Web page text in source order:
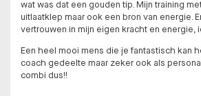
wat was dat een gouden tip. Mijn training
uitlaatklep maar ook een bron van energie.
vertrouwen in mijn eigen kracht en energie,
Een heel mooi mens die je fantastisch kan
coach gedeelte maar zeker ook als
combi dus!!